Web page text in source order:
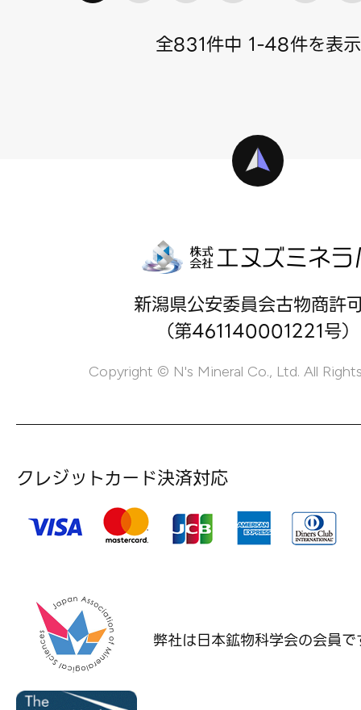
全831件中 1-48件を表示
新潟県公安委員会古物商許
（第461140001221号）
Copyright © N's Mineral Co., Ltd. All
クレジットカード決済対応
弊社は日本鉱物科学会の会員で